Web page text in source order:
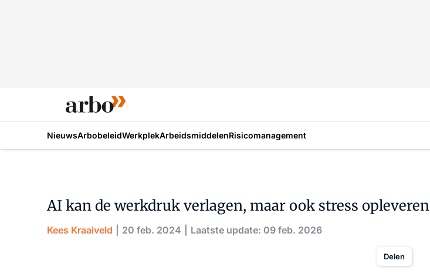
NieuwsArbobeleidWerkplekArbeidsmiddelenRisicomanagement
AI kan de werkdruk verlagen, maar ook stress opleveren
Kees Kraaiveld 20 feb. 2024 Laatste update: 09 feb. 2026
Delen